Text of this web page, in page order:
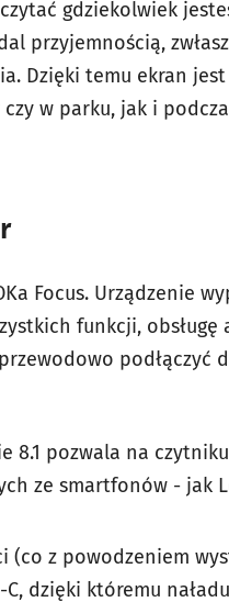
gdziekolwiek
przyjemnością,
Dzięki temu ekran
w parku, jak i
Focus. Urządzenie
funkcji,
podłączyć
8.1 pozwala na
ze smartfonów - jak
(co z powodzeniem
dzięki któremu